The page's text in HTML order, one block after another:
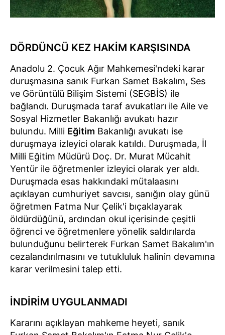
DÖRDÜNCÜ KEZ HAKİM KARŞISINDA
Anadolu 2. Çocuk Ağır Mahkemesi'ndeki karar
duruşmasına sanık Furkan Samet Bakalım, Ses
ve Görüntülü Bilişim Sistemi (SEGBİS) ile
bağlandı. Duruşmada taraf avukatları ile Aile ve
Sosyal Hizmetler Bakanlığı avukatı hazır
bulundu. Milli Eğitim Bakanlığı avukatı ise
duruşmaya izleyici olarak katıldı. Duruşmada, İl
Milli Eğitim Müdürü Doç. Dr. Murat Mücahit
Yentür ile öğretmenler izleyici olarak yer aldı.
Duruşmada esas hakkındaki mütalaasını
açıklayan cumhuriyet savcısı, sanığın olay günü
öğretmen Fatma Nur Çelik'i bıçaklayarak
öldürdüğünü, ardından okul içerisinde çeşitli
öğrenci ve öğretmenlere yönelik saldırılarda
bulunduğunu belirterek Furkan Samet Bakalım'ın
cezalandırılmasını ve tutukluluk halinin devamına
karar verilmesini talep etti.
İNDİRİM UYGULANMADI
Kararını açıklayan mahkeme heyeti, sanık